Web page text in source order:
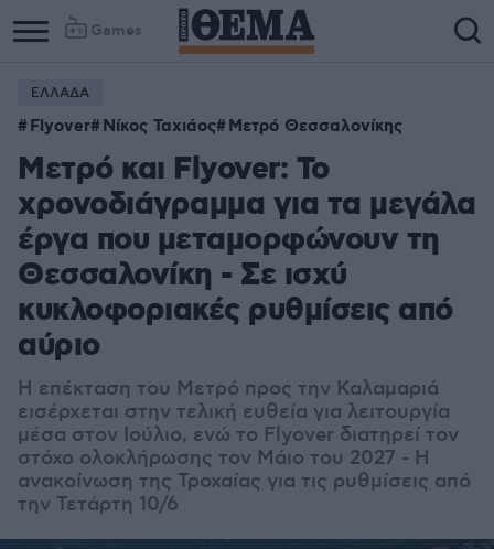
Games
ΕΛΛΑΔΑ
Flyover Νίκος Ταχιάος Μετρό Θεσσαλονίκης
Μετρό και Flyover: Το
χρονοδιάγραμμα για τα μεγάλα
έργα που μεταμορφώνουν τη
Θεσσαλονίκη - Σε ισχύ
κυκλοφοριακές ρυθμίσεις από
αύριο
Η επέκταση του Μετρό προς την Καλαμαριά
εισέρχεται στην τελική ευθεία για λειτουργία
μέσα στον Ιούλιο, ενώ το Flyover διατηρεί τον
στόχο ολοκλήρωσης τον Μάιο του 2027 - Η
ανακοίνωση της Τροχαίας για τις ρυθμίσεις από
την Τετάρτη 10/6